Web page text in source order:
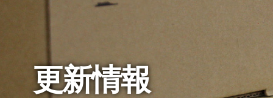
更新情報